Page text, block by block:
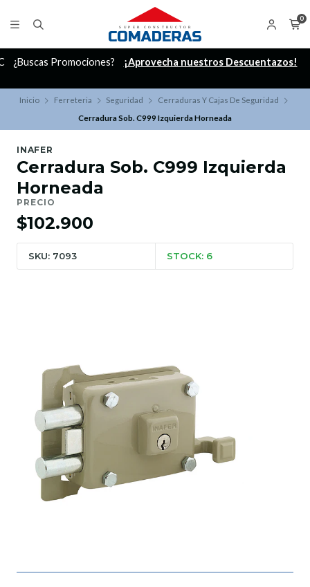
0
¿Buscas Promociones? ¡Aprovecha nuestros Descuentazos!
Inicio Ferreteria Seguridad
Cerraduras Y Cajas De Seguridad
Cerradura Sob. C999 Izquierda Horneada
INAFER
Cerradura Sob. C999 Izquierda
Horneada
PRECIO
$102.900
SKU: 7093 STOCK: 6